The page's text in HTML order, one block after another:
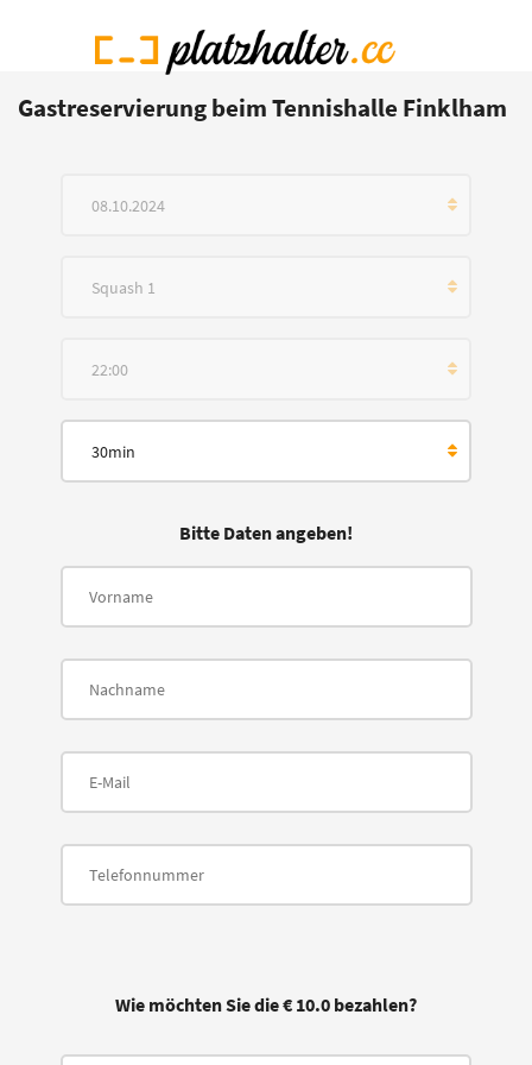
Gastreservierung beim Tennishalle Finklham
08.10.2024
Squash 1
22:00
30min
Bitte Daten angeben!
Wie möchten Sie die € 10.0 bezahlen?